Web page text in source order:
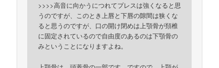
>>>>高音に向かうにつれてプレスは強くなると思
うのですが、このとき上唇と下唇の隙間は狭くな
ると思うのですが、口の開け閉めは上顎骨が頚椎
に固定されているので自由度のあるのは下顎骨の
みということになりますよね。